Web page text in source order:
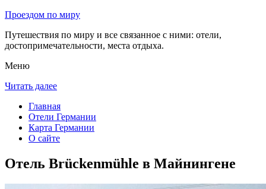
Проездом по миру
Путешествия по миру и все связанное с ними: отели,
достопримечательности, места отдыха.
Меню
Читать далее
Главная
Отели Германии
Карта Германии
О сайте
Отель Brückenmühle в Майнингене